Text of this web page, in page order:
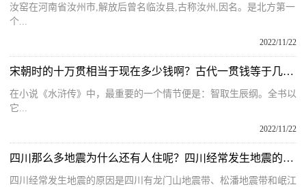
汝窑在河南省汝州市,解放后曾名临汝县,古称汝州,因名。是北方第一
个...
2022/11/22
宋朝时的十万贯相当于现在多少钱啊？古代一贯钱等于几个铜钱呢？
在小说《水浒传》中，最重要的一个情节便是：智取生辰纲。全书以
它...
2022/11/22
四川那么多地震为什么还有人住呢？四川经常发生地震的原因什么？
四川经常发生地震的原因是四川有龙门山地震带、松潘地震带和岷江